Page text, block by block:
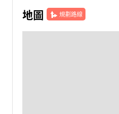
地圖 規劃路線